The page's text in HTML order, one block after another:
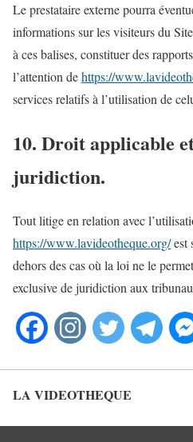
Le prestataire externe pourra
informations sur les visiteurs du
à ces balises, constituer des
l’attention dehttps://
services relatifs à l’utilisation de
10. Droit applicable
juridiction.
Tout litige en relation avec
https://www.lavideotheque.org/est
dehors des cas où la loi ne le
exclusive de juridiction aux
LA VIDEOTHEQUE